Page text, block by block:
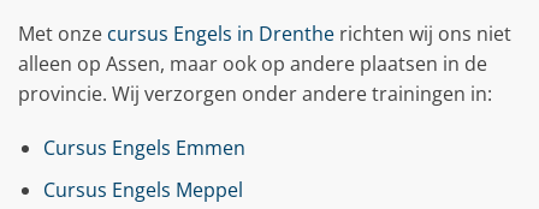
Met onze cursus Engels in Drenthe richten wij ons niet
alleen op Assen, maar ook op andere plaatsen in de
provincie. Wij verzorgen onder andere trainingen in:
Cursus Engels Emmen
Cursus Engels Meppel